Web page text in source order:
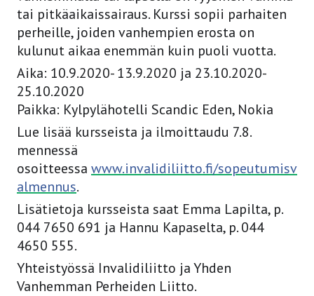
tai pitkäaikaissairaus. Kurssi sopii parhaiten
perheille, joiden vanhempien erosta on
kulunut aikaa enemmän kuin puoli vuotta.
Aika: 10.9.2020- 13.9.2020 ja 23.10.2020-
25.10.2020
Paikka: Kylpylähotelli Scandic Eden, Nokia
Lue lisää kursseista ja ilmoittaudu 7.8.
mennessä
osoitteessa www.invalidiliitto.fi/sopeutumisv
almennus.
Lisätietoja kursseista saat Emma Lapilta, p.
044 7650 691 ja Hannu Kapaselta, p. 044
4650 555.
Yhteistyössä Invalidiliitto ja Yhden
Vanhemman Perheiden Liitto.